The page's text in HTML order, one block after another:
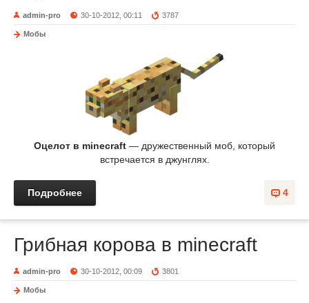
admin-pro 30-10-2012, 00:11 3787
Мобы
Оцелот в minecraft — дружественный моб, который
встречается в джунглях.
4
Подробнее
Грибная корова в minecraft
admin-pro 30-10-2012, 00:09 3801
Мобы